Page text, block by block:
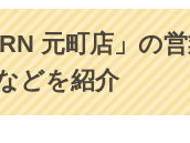
元町店」の
どを紹介